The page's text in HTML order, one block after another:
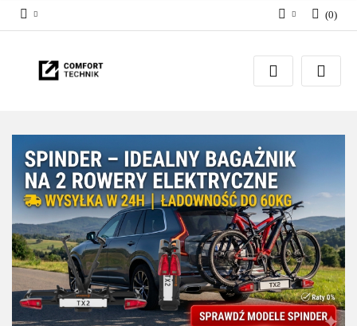
Zaloguj się
Zarejestruj się
(0)